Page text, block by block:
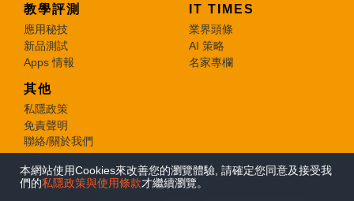
教學評測
應用秘技
新品測試
Apps 情報
IT TIMES
業界頭條
AI 策略
名家專欄
其他
私隱政策
免責聲明
聯絡/關於我們
© 2026 e-zone. All Rights Reserved.
本網站使用Cookies來改善您的瀏覽體驗, 請確定您同意及接受我
們的私隱政策與使用條款才繼續瀏覽。